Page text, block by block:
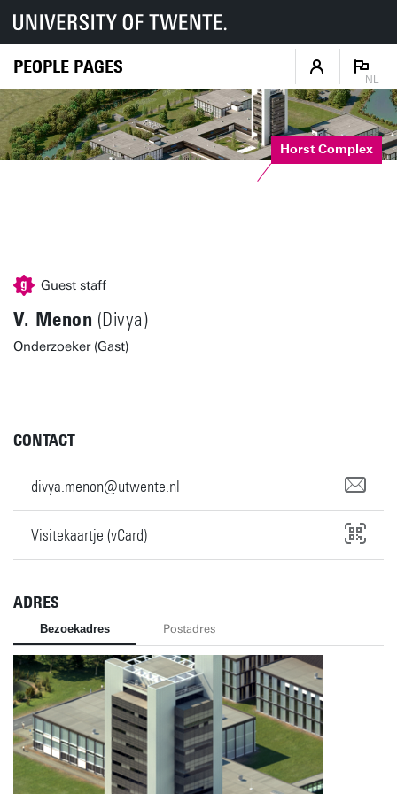
PEOPLE PAGES
NL
Horst Complex
Guest staff
V. Menon (Divya)
Onderzoeker (Gast)
CONTACT
divya.menon@utwente.nl
Visitekaartje (vCard)
ADRES
Bezoekadres Postadres